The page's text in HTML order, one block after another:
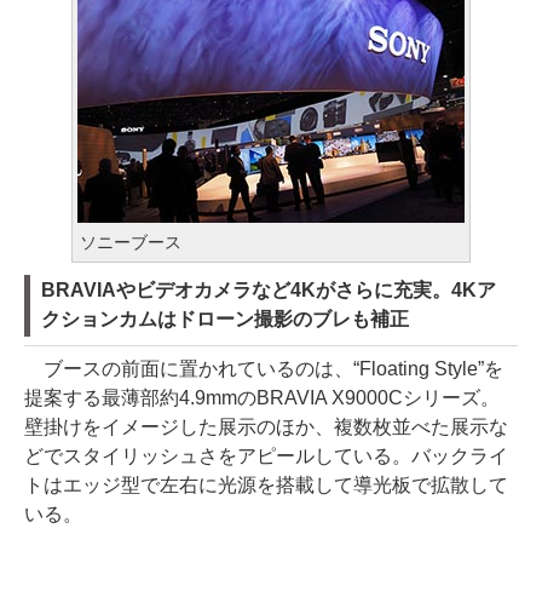
ソニーブース
BRAVIAやビデオカメラなど4Kがさらに充実。4Kア
クションカムはドローン撮影のブレも補正
ブースの前面に置かれているのは、“Floating Style”を
提案する最薄部約4.9mmのBRAVIA X9000Cシリーズ。
壁掛けをイメージした展示のほか、複数枚並べた展示な
どでスタイリッシュさをアピールしている。バックライ
トはエッジ型で左右に光源を搭載して導光板で拡散して
いる。